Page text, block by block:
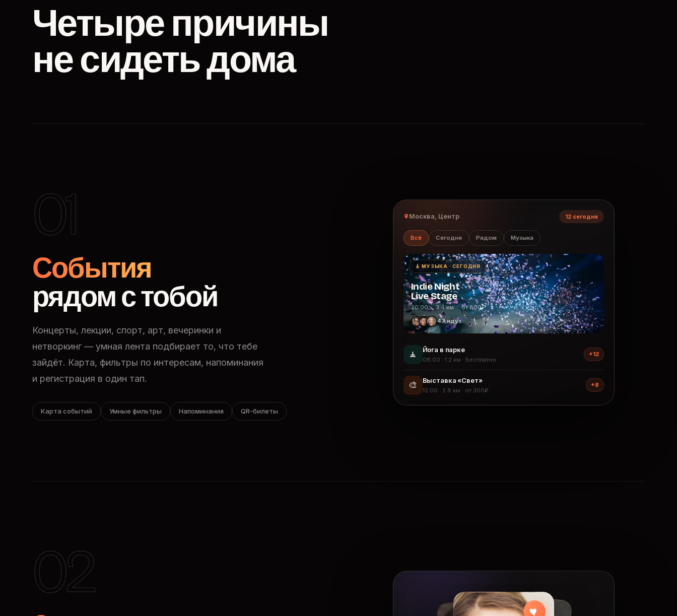
Четыре причины
не сидеть дома
01
События
рядом с тобой
Концерты, лекции, спорт, арт, вечеринки и
нетворкинг — умная лента подбирает то, что тебе
зайдёт. Карта, фильтры по интересам, напоминания
и регистрация в один тап.
Карта событий Умные фильтры Напоминания QR-билеты
Москва, Центр 12 сегодня
Всё Сегодня Рядом Музыка
🎸 МУЗЫКА · СЕГОДНЯ
Indie Night
Live Stage
20:00 · 3.4 км · от 800₽
47 идут
🧘 Йога в парке
08:00 · 1.2 км · Бесплатно
+12
🎨 Выставка «Свет»
12:00 · 2.8 км · от 300₽
+8
02